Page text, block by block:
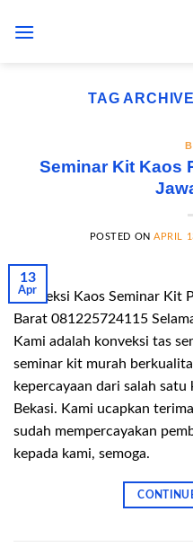
TAG
Seminar Kit Kaos
POSTED ONAPRIL
13
Apr
Konveksi Kaos Seminar Kit
Barat 081225724115
Kami adalah konveksi tas
seminar kit murah
kepercayaan dari salah
Bekasi. Kami ucapkan
sudah mempercayakan
kepada kami, semoga.